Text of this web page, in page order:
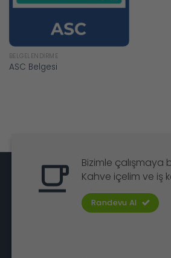
BELGELENDIRME
ASC Belgesi
Bizimle çalışmaya
Kahve içelim ve iş
Randevu Al